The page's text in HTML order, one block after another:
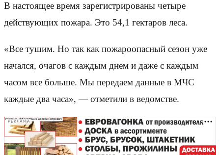
В настоящее время зарегистрированы четыре
действующих пожара. Это 54,1 гектаров леса.
«Все тушим. Но так как пожароопасный сезон уже
начался, очагов с каждым днем и даже с каждым
часом все больше. Мы передаем данные в МЧС
каждые два часа», — отметили в ведомстве.
РЕКЛАМА